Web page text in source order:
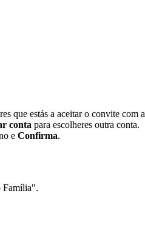
que estás a aceitar o convite com a
conta para escolheres outra conta.
e Confirma.
Família".